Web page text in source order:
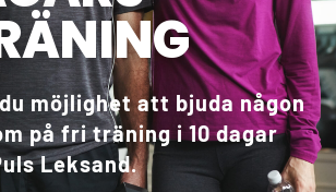
möjlighet att bjuda någon
på fri träning i 10 dagar
Leksand.